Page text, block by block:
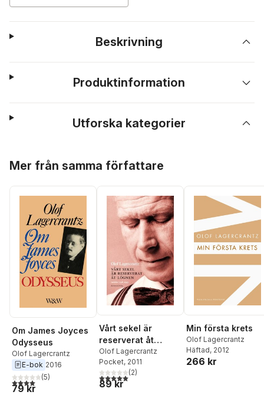
Beskrivning
Produktinformation
Utforska kategorier
Mer från samma författare
Om James Joyces
Odysseus
Olof Lagercrantz
E-bok 2016
4,0utav 5 stjärnor. Totalt antal röster:
(5)
79 kr
Vårt sekel är
reserverat åt
lögnen : artiklar
1938-1993 med
några anslutande
dagboksantecknin
Olof Lagercrantz
Pocket, 2011
5,0utav 5 stjärnor. Totalt antal röster:
(2)
89 kr
Min första krets
Olof Lagercrantz
Häftad, 2012
266 kr